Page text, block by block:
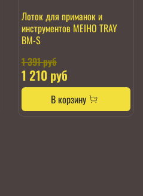
Лоток для приманок и
инструментов MEIHO TRAY
BM-S
1 391 руб
1 210 руб
В корзину